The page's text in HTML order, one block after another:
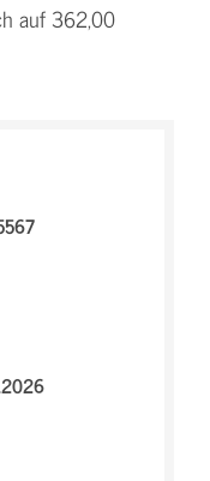
auf 362,00